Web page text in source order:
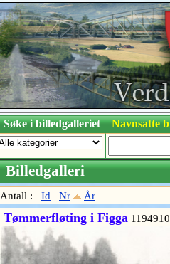
Søke i billedgallerietNavnsatte
Billedgalleri
Antall : Id Nr År
Tømmerfløting i Figga